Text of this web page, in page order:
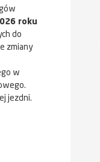
roku
do
zmiany
w
jezdni.